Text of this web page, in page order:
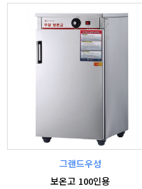
그랜드우성
보온고 100인용